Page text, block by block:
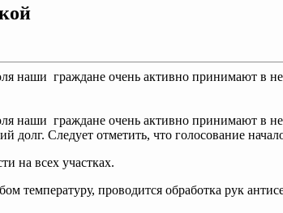
наши граждане очень активно принимают в
наши граждане очень активно принимают в
Следует отметить, что голосование
на всех участках.
проводится обработка рук